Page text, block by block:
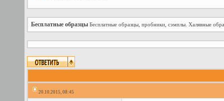
Бесплатные образцы Бесплатные образцы, пробники, сэмплы. Халявные
20.10.2015, 08:45